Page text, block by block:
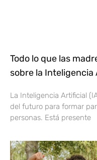
Todo lo que las
sobre la Inteligencia
La Inteligencia Artificial
del futuro para formar
personas. Está presente